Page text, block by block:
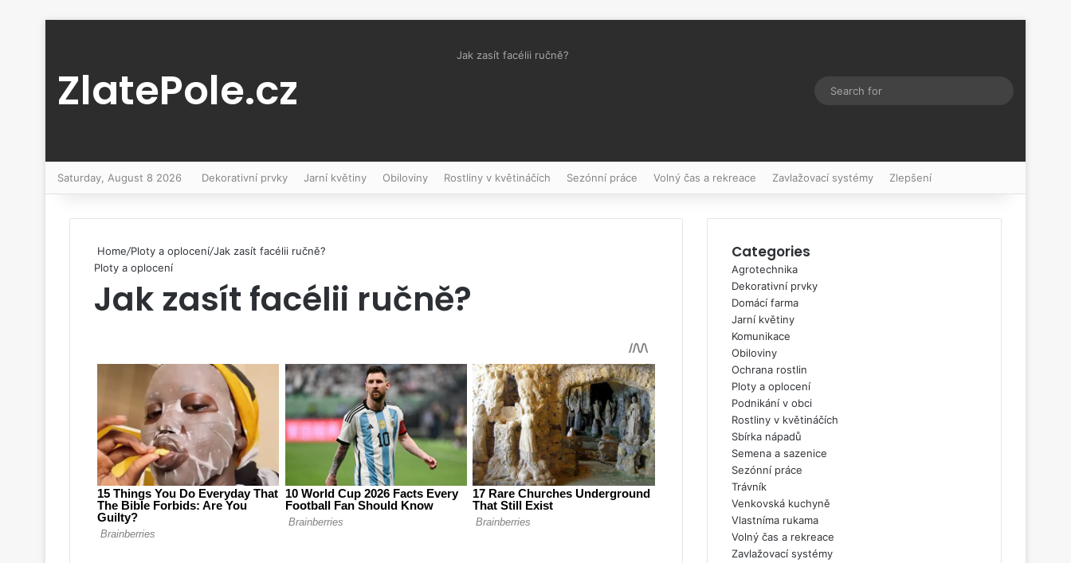
ZlatePole.cz
Jak zasít facélii ručně?
Switch skin
Saturday, August 8 2026 Dekorativní prvky Jarní květiny Obiloviny Rostliny v květináčích Sezónní práce Volný čas a rekreace Zavlažovací systémy Zlepšení
Home/Ploty a oplocení/Jak zasít facélii ručně?
Ploty a oplocení
Jak zasít facélii ručně?
Categories
Agrotechnika
Dekorativní prvky
Domácí farma
Jarní květiny
Komunikace
Obiloviny
Ochrana rostlin
Ploty a oplocení
Podnikání v obci
Rostliny v květináčích
Sbírka nápadů
Semena a sazenice
Sezónní práce
Trávník
Venkovská kuchyně
Vlastníma rukama
Volný čas a rekreace
Zavlažovací systémy